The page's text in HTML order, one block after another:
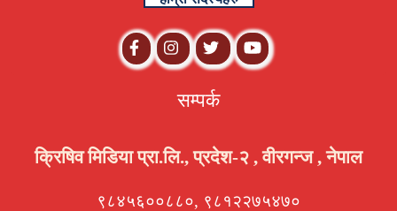
सम्पर्क
क्रिषिव मिडिया प्रा.लि., प्रदेश-२ , वीरगन्ज , नेपाल
९८४५६००८८०, ९८१२२७५४७०